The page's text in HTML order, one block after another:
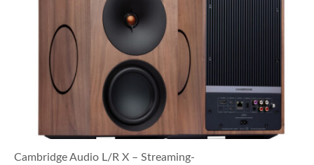
Cambridge Audio L/R X – Streaming-